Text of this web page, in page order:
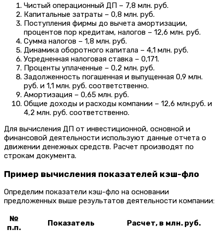
Чистый операционный ДП – 7,8 млн. руб.
Капитальные затраты – 0,8 млн. руб.
Поступления фирмы до вычета амортизации,
процентов пор кредитам, налогов – 12,6 млн. руб.
Сумма налогов – 1,8 млн. руб.
Динамика оборотного капитала – 4,1 млн. руб.
Усредненная налоговая ставка – 0,171.
Проценты уплаченные – 0,2 млн. руб.
Задолженность погашенная и выпущенная 0,9 млн.
руб. и 1,1 млн. руб. соответственно.
Амортизация – 0,65 млн. руб.
Общие доходы и расходы компании – 12,6 млн.руб. и
4,2 млн. руб. соответственно.
Для вычисления ДП от инвестиционной, основной и
финансовой деятельности используют данные отчета о
движении денежных средств. Расчет производят по
строкам документа.
Пример вычисления показателей кэш-фло
Определим показатели кэш-фло на основании
предложенных выше результатов деятельности компании:
№
п.п.
Показатель Расчет, в млн. руб.